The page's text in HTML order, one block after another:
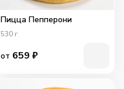
Пицца Пепперони
530 г
от 659 ₽